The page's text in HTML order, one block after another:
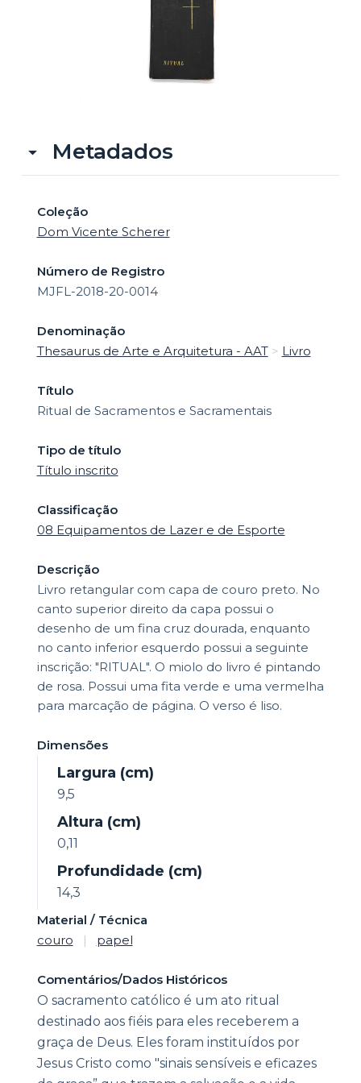
Metadados
Coleção
Dom Vicente Scherer
Número de Registro
MJFL-2018-20-0014
Denominação
Thesaurus de Arte e Arquitetura - AAT> Livro
Título
Ritual de Sacramentos e Sacramentais
Tipo de título
Título inscrito
Classificação
08 Equipamentos de Lazer e de Esporte
Descrição
Livro retangular com capa de couro preto. No
canto superior direito da capa possui o
desenho de um fina cruz dourada, enquanto
no canto inferior esquerdo possui a seguinte
inscrição: "RITUAL". O miolo do livro é pintando
de rosa. Possui uma fita verde e uma vermelha
para marcação de página. O verso é liso.
Dimensões
Largura (cm)
9,5
Altura (cm)
0,11
Profundidade (cm)
14,3
Material / Técnica
couro
| papel
Comentários/Dados Históricos
O sacramento católico é um ato ritual
destinado aos fiéis para eles receberem a
graça de Deus. Eles foram instituídos por
Jesus Cristo como "sinais sensíveis e eficazes